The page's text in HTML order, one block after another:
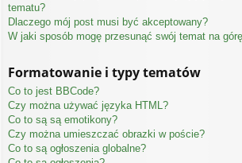
tematu?
Dlaczego mój post musi być akceptowany?
W jaki sposób mogę przesunąć swój temat na
Formatowanie i typy tematów
Co to jest BBCode?
Czy można używać języka HTML?
Co to są są emotikony?
Czy można umieszczać obrazki w poście?
Co to są ogłoszenia globalne?